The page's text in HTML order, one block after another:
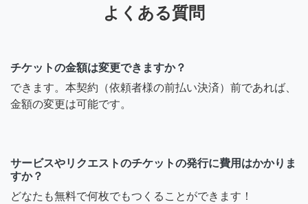
よくある質問
チケットの金額は変更できますか？
できます。本契約（依頼者様の前払い決済）前であれば、
金額の変更は可能です。
サービスやリクエストのチケットの発行に費用はかかりま
すか？
どなたも無料で何枚でもつくることができます！